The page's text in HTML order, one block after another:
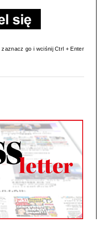
zaznacz go i wciśnij Ctrl + Enter